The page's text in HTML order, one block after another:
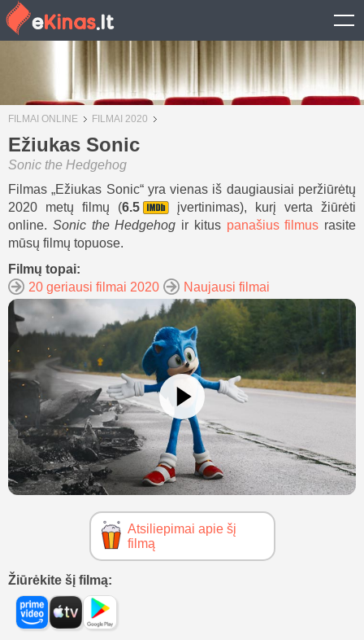
FILMAI ONLINE FILMAI 2020
Ežiukas Sonic
Sonic the Hedgehog
Filmas „Ežiukas Sonic“ yra vienas iš daugiausiai peržiūrėtų
2020 metų filmų (6.5
įvertinimas), kurį verta žiūrėti
online. Sonic the Hedgehog ir kitus panašius filmus rasite
mūsų filmų topuose.
Filmų topai:
20 geriausi filmai 2020
Naujausi filmai
Atsiliepimai apie šį
filmą
Žiūrėkite šį filmą: